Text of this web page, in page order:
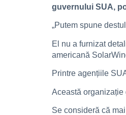
guvernului SUA,
„Putem spune
El nu a furnizat
americană
Printre agențiile
Această organizație
Se consideră că